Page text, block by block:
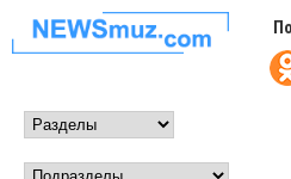
Перейти к
НОВОСТИ
МУЗЫКИ И
ШОУ БИЗНЕСА
Main menu